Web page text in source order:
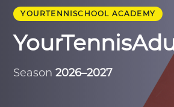
YOURTENNISCHOOL ACADEMY
Season2026–2027